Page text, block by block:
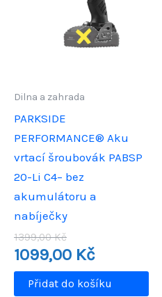
Dilna a zahrada
PARKSIDE
PERFORMANCE® Aku
vrtací šroubovák PABSP
20-Li C4– bez
akumulátoru a
nabíječky
1399,00KčPůvodní
cena
byla:
1399,00 Kč.
1099,00 Kč
je:
1099,00 Kč.
Přidat do košíku